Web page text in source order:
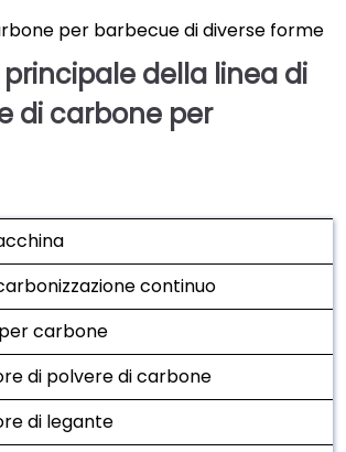
per barbecue di diverse forme
della linea di
di carbone per
continuo
carbone
di polvere di carbone
di legante